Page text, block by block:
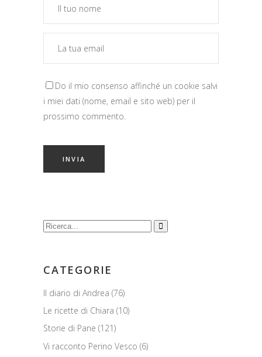
Do il mio consenso affinché un cookie salvi
i miei dati (nome, email e sito web) per il
prossimo commento.
Cerca:
CATEGORIE
Il diario di Andrea (76)
Le ricette di Chiara (10)
Storie di Pane (121)
Vi racconto Perino Vesco (6)